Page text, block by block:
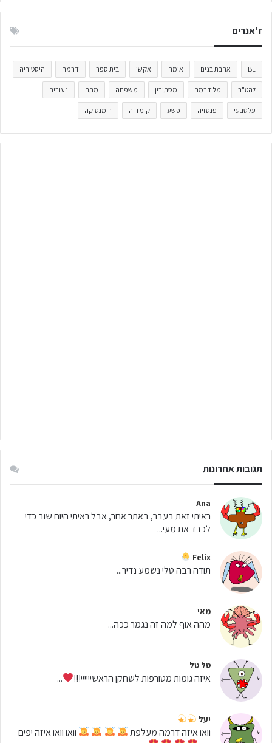
ז’אנרים
BL אהבת בנים אימה אקשן בית ספר דרמה היסטוריה
להט"ב מלודרמה מסתורין משפחה מתח נעורים
על טבעי פנטזיה פשע קומדיה רומנטיקה
תגובות אחרונות
Ana
ראיתי זאת בעבר, באתר אחר, אבל ראיתי היום שוב כדי
לכבד את מעי...
Felix
תודה רבה טלי נשמע נדיר...
מאי
מהה אוף למה זה נגמר ככה...
טל טל
איזה גומות מטורפות לשחקן הראשיייייי!!! ...
יעל
וואו איזה דרמה מעלפת
וואו וואו איזה יפים